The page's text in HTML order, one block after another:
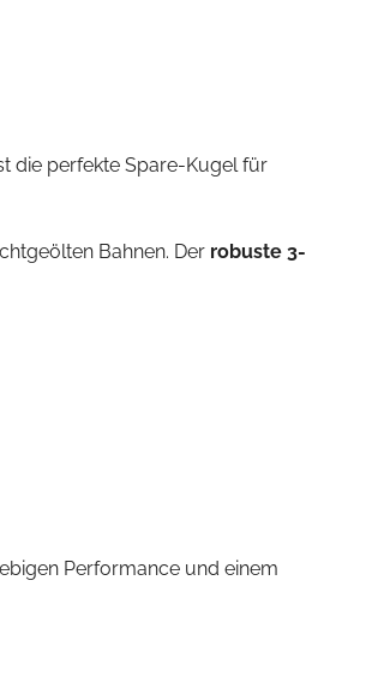
die perfekte Spare-Kugel für
Bahnen. Der robuste 3-
Performance und einem